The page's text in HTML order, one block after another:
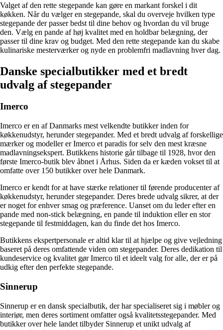
Valget af den rette stegepande kan gøre en markant forskel i dit
køkken. Når du vælger en stegepande, skal du overveje hvilken type
stegepande der passer bedst til dine behov og hvordan du vil bruge
den. Vælg en pande af høj kvalitet med en holdbar belægning, der
passer til dine krav og budget. Med den rette stegepande kan du skabe
kulinariske mesterværker og nyde en problemfri madlavning hver dag.
Danske specialbutikker med et bredt
udvalg af stegepander
Imerco
Imerco er en af Danmarks mest velkendte butikker inden for
køkkenudstyr, herunder stegepander. Med et bredt udvalg af forskellige
mærker og modeller er Imerco et paradis for selv den mest kræsne
madlavningsekspert. Butikkens historie går tilbage til 1928, hvor den
første Imerco-butik blev åbnet i Århus. Siden da er kæden vokset til at
omfatte over 150 butikker over hele Danmark.
Imerco er kendt for at have stærke relationer til førende producenter af
køkkenudstyr, herunder stegepander. Deres brede udvalg sikrer, at der
er noget for enhver smag og præference. Uanset om du leder efter en
pande med non-stick belægning, en pande til induktion eller en stor
stegepande til festmiddagen, kan du finde det hos Imerco.
Butikkens ekspertpersonale er altid klar til at hjælpe og give vejledning
baseret på deres omfattende viden om stegepander. Deres dedikation til
kundeservice og kvalitet gør Imerco til et ideelt valg for alle, der er på
udkig efter den perfekte stegepande.
Sinnerup
Sinnerup er en dansk specialbutik, der har specialiseret sig i møbler og
interiør, men deres sortiment omfatter også kvalitetsstegepander. Med
butikker over hele landet tilbyder Sinnerup et unikt udvalg af